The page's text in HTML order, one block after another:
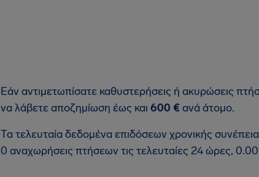
Εάν αντιμετωπίσατε καθυστερήσεις ή ακυρώσεις
να λάβετε αποζημίωση έως και 600 €ανά άτομο.
Τα τελευταία δεδομένα επιδόσεων χρονικής
0 αναχωρήσεις πτήσεων τις τελευταίες 24 ώρες,